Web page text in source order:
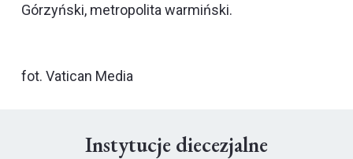
Górzyński, metropolita warmiński.
fot. Vatican Media
Instytucje diecezjalne